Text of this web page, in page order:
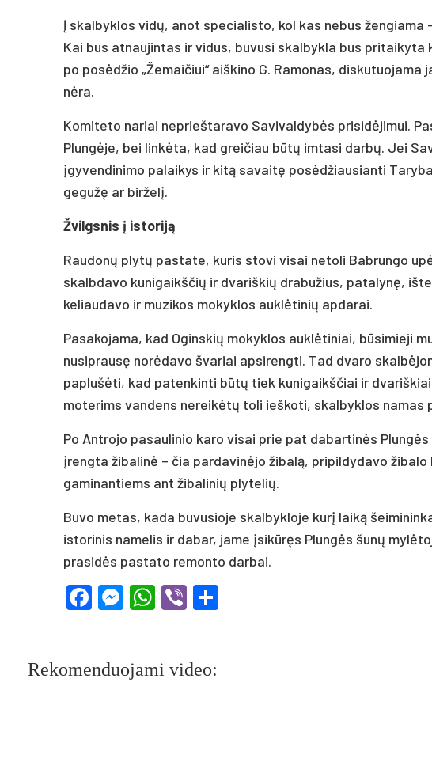
Į skalbyklos vidų, anot specialisto, kol kas nebus
Kai bus atnaujintas ir vidus, buvusi skalbykla bus
po posėdžio „Žemaičiui“ aiškino G. Ramonas,
nėra.
Komiteto nariai neprieštaravo Savivaldybės prisidėjimui.
Plungėje, bei linkėta, kad greičiau būtų imtasi darbų. Jei
įgyvendinimo palaikys ir kitą savaitę posėdžiausianti
gegužę ar birželį.
Žvilgsnis į istoriją
Raudonų plytų pastate, kuris stovi visai netoli Babrungo
skalbdavo kunigaikščių ir dvariškių drabužius, patalynę,
keliaudavo ir muzikos mokyklos auklėtinių apdarai.
Pasakojama, kad Oginskių mokyklos auklėtiniai, būsimieji
nusiprausę norėdavo švariai apsirengti. Tad dvaro
paplušėti, kad patenkinti būtų tiek kunigaikščiai ir
moterims vandens nereikėtų toli ieškoti, skalbyklos namas
Po Antrojo pasaulinio karo visai prie pat dabartinės
įrengta žibalinė – čia pardavinėjo žibalą, pripildydavo
gaminantiems ant žibalinių plytelių.
Buvo metas, kada buvusioje skalbykloje kurį laiką
istorinis namelis ir dabar, jame įsikūręs Plungės šunų
prasidės pastato remonto darbai.
Facebook
Messenger
WhatsApp
Viber
Rekomenduojami video: